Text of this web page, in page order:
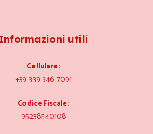
Informazioni utili
Cellulare:
+39 339 346 7091
Codice Fiscale:
95238540108